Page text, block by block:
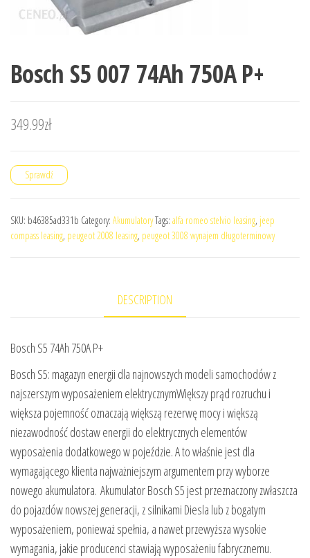
Bosch S5 007 74Ah 750A P+
349.99zł
Sprawdź
SKU: b46385ad331b Category: AkumulatoryTags: alfa romeo stelvio leasing, jeep
compass leasing, peugeot 2008 leasing, peugeot 3008 wynajem długoterminowy
DESCRIPTION
Bosch S5 74Ah 750A P+
Bosch S5: magazyn energii dla najnowszych modeli samochodów z
najszerszym wyposażeniem elektrycznymWiększy prąd rozruchu i
większa pojemność oznaczają większą rezerwę mocy i większą
niezawodność dostaw energii do elektrycznych elementów
wyposażenia dodatkowego w pojeździe. A to właśnie jest dla
wymagającego klienta najważniejszym argumentem przy wyborze
nowego akumulatora. Akumulator Bosch S5 jest przeznaczony zwłaszcza
do pojazdów nowszej generacji, z silnikami Diesla lub z bogatym
wyposażeniem, ponieważ spełnia, a nawet przewyższa wysokie
wymagania, jakie producenci stawiają wyposażeniu fabrycznemu.